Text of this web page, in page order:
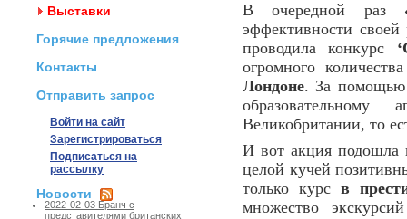
Выставки
Горячие предложения
Контакты
Отправить запрос
Войти на сайт
Зарегистрироваться
Подписаться на
рассылку
Новости
2022-02-03 Бранч с
представителями британских
В очередной раз
эффективности
проводила конкурс
огромного
Лондоне. За помощью
Великобритании, то
И вот акция подошла
целой кучей
только курсв
множество